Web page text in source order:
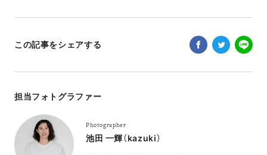
この記事をシェアする
担当フォトグラファー
Photographer
池田 一輝（kazuki）